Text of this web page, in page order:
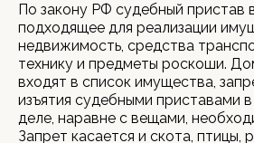
По закону РФ судебный пристав
подходящее для реализации
недвижимость, средства
технику и предметы роскоши.
входят в список имущества,
изъятия судебными приставами
деле, наравне с вещами,
Запрет касается и скота, птицы,